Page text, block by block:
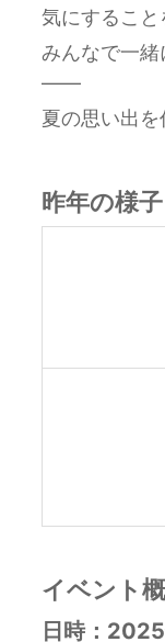
気にすること
みんなで一
――
夏の思い出を
昨年の様子
イベント
日時：